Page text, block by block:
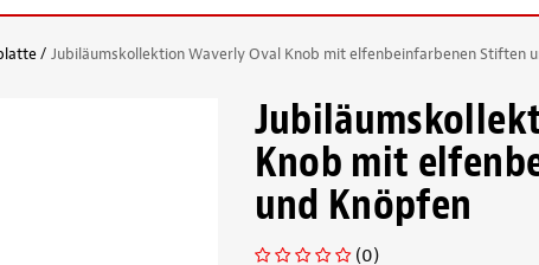
Jubiläumskollektion Waverly Oval Knob mit elfenbeinfarbenen Stiften
Knob mit
und Knöpfen
(0)